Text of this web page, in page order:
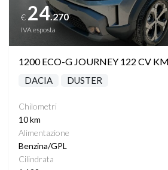
€ 24.270
IVA esposta
1200 ECO-G JOURNEY 122 CV
DACIA DUSTER
Chilometri
10 km
Alimentazione
Benzina/GPL
Cilindrata